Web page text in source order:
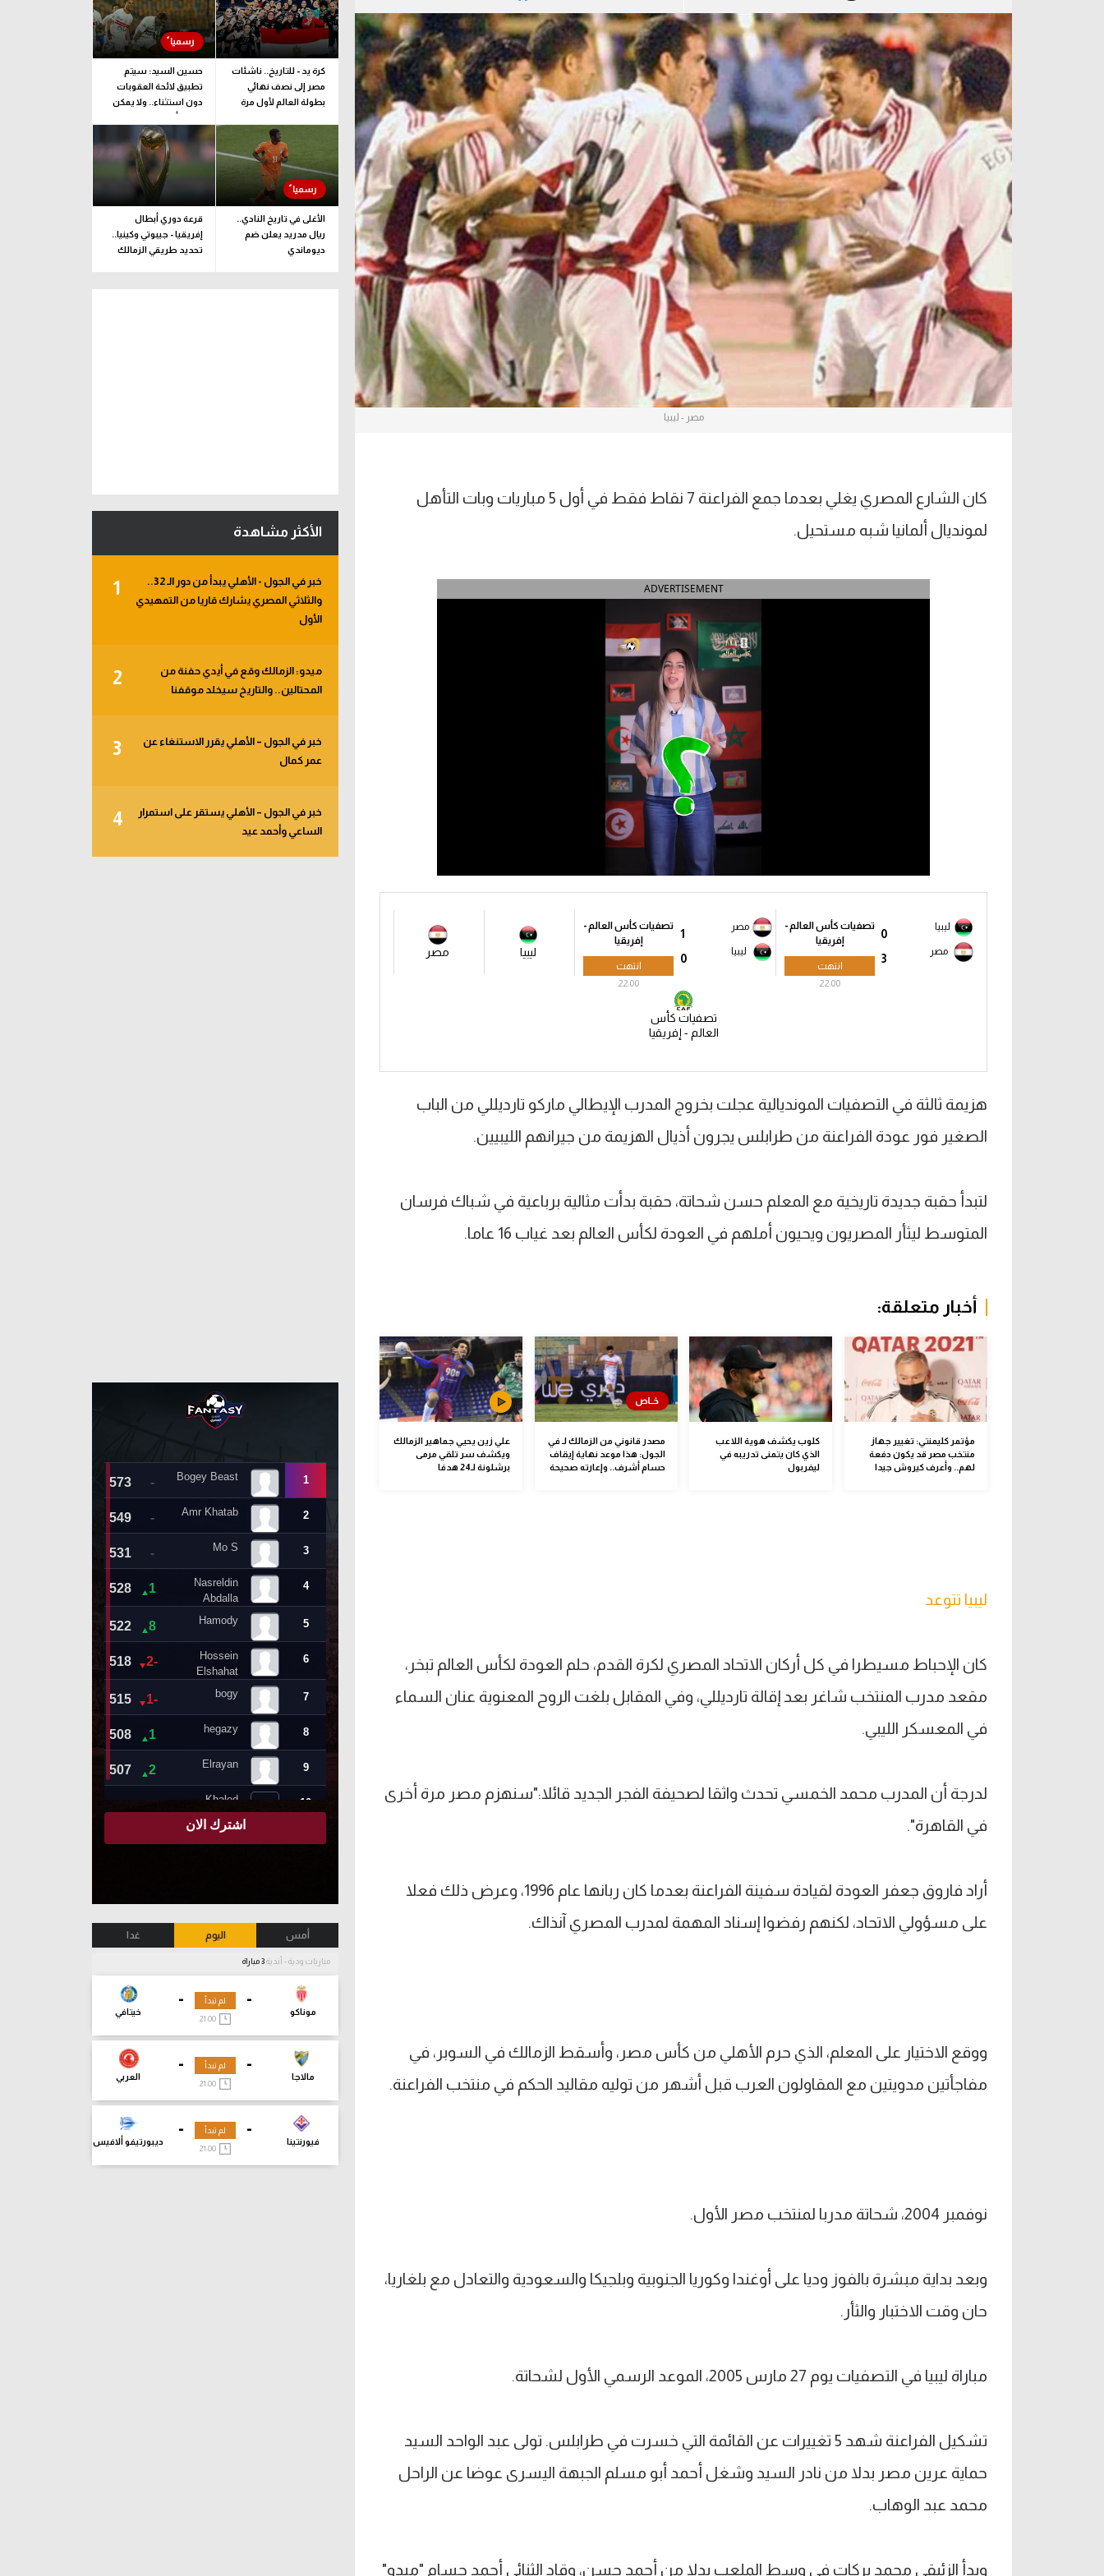
آراء حرة
ركن الألعاب
الدوري السعودي للمحترفين
دوري أبطال أوروبا
دوري أبطال إفريقيا
كل البطولات
دوري أبطال أوروبا
القسم الثاني
رياضات أخرى
آسيا
أمريكا
ركن الألعاب
مصر - ليبيا
كان الشارع المصري يغلي بعدما جمع الفراعنة 7 نقاط فقط في أول 5 مباريات وبات التأهل
لمونديال ألمانيا شبه مستحيل.
ADVERTISEMENT
0
ليبيا
3
مصر
تصفيات كأس العالم -
إفريقيا
انتهت
22:00
1
مصر
0
ليبيا
تصفيات كأس العالم -
إفريقيا
انتهت
22:00
ليبيا مصر
تصفيات كأس
العالم - إفريقيا
هزيمة ثالثة في التصفيات المونديالية عجلت بخروج المدرب الإيطالي ماركو تارديللي من الباب
الصغير فور عودة الفراعنة من طرابلس يجرون أذيال الهزيمة من جيرانهم الليبيين.
لتبدأ حقبة جديدة تاريخية مع المعلم حسن شحاتة، حقبة بدأت مثالية برباعية في شباك فرسان
المتوسط ليثأر المصريون ويحيون أملهم في العودة لكأس العالم بعد غياب 16 عاما.
أخبار متعلقة:
مؤتمر كليمنتي: تغيير جهاز
منتخب مصر قد يكون دفعة
لهم.. وأعرف كيروش جيدا
كلوب يكشف هوية اللاعب
الذي كان يتمنى تدريبه في
ليفربول
مصدر قانوني من الزمالك لـ في
الجول: هذا موعد نهاية إيقاف
حسام أشرف.. وإعارته صحيحة
علي زين يحيي جماهير الزمالك
ويكشف سر تلقي مرمى
برشلونة لـ24 هدفا
ليبيا تتوعد
كان الإحباط مسيطرا في كل أركان الاتحاد المصري لكرة القدم، حلم العودة لكأس العالم تبخر،
مقعد مدرب المنتخب شاغر بعد إقالة تارديللي، وفي المقابل بلغت الروح المعنوية عنان السماء
في المعسكر الليبي.
لدرجة أن المدرب محمد الخمسي تحدث واثقا لصحيفة الفجر الجديد قائلا:"سنهزم مصر مرة أخرى
في القاهرة".
أراد فاروق جعفر العودة لقيادة سفينة الفراعنة بعدما كان ربانها عام 1996، وعرض ذلك فعلا
على مسؤولي الاتحاد، لكنهم رفضوا إسناد المهمة لمدرب المصري آنذاك.
ووقع الاختيار على المعلم، الذي حرم الأهلي من كأس مصر، وأسقط الزمالك في السوبر، في
مفاجأتين مدويتين مع المقاولون العرب قبل أشهر من توليه مقاليد الحكم في منتخب الفراعنة.
نوفمبر 2004، شحاتة مدربا لمنتخب مصر الأول.
وبعد بداية مبشرة بالفوز وديا على أوغندا وكوريا الجنوبية وبلجيكا والسعودية والتعادل مع بلغاريا،
حان وقت الاختبار والثأر.
مباراة ليبيا في التصفيات يوم 27 مارس 2005، الموعد الرسمي الأول لشحاتة.
تشكيل الفراعنة شهد 5 تغييرات عن القائمة التي خسرت في طرابلس. تولى عبد الواحد السيد
حماية عرين مصر بدلا من نادر السيد وشغل أحمد أبو مسلم الجبهة اليسرى عوضا عن الراحل
محمد عبد الوهاب.
وبدأ الزئبقي محمد بركات في وسط الملعب بدلا من أحمد حسن، وقاد الثنائي أحمد حسام "ميدو"
كرة يد - للتاريخ.. ناشئات
مصر إلى نصف نهائي
بطولة العالم لأول مرة
حسين السيد: سيتم
تطبيق لائحة العقوبات
دون استثناء.. ولا يمكن
ضغط أو ليّ ذراع الزمالك
الأغلى في تاريخ النادي..
ريال مدريد يعلن ضم
ديوماندي
قرعة دوري أبطال
إفريقيا - جيبوتي وكينيا..
تحديد طريقي الزمالك
الأكثر مشاهدة
1
خبر في الجول - الأهلي يبدأ من دور الـ 32..
والثلاثي المصري يشارك قاريا من التمهيدي
الأول
2
ميدو: الزمالك وقع في أيدي حفنة من
المحتالين.. والتاريخ سيخلد موقفنا
3
خبر في الجول – الأهلي يقرر الاستنغاء عن
عمر كمال
4
خبر في الجول – الأهلي يستقر على استمرار
الساعي وأحمد عيد
أمس اليوم غدا
مباريات ودية - أندية
-
موناكو
-
خيتافي
لم تبدأ
-
مالاجا
-
العربي
لم تبدأ
-
فيورنتينا
-
ديبورتيفو ألافيس
لم تبدأ